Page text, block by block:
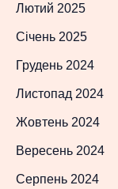
Лютий 2025
Січень 2025
Грудень 2024
Листопад 2024
Жовтень 2024
Вересень 2024
Серпень 2024